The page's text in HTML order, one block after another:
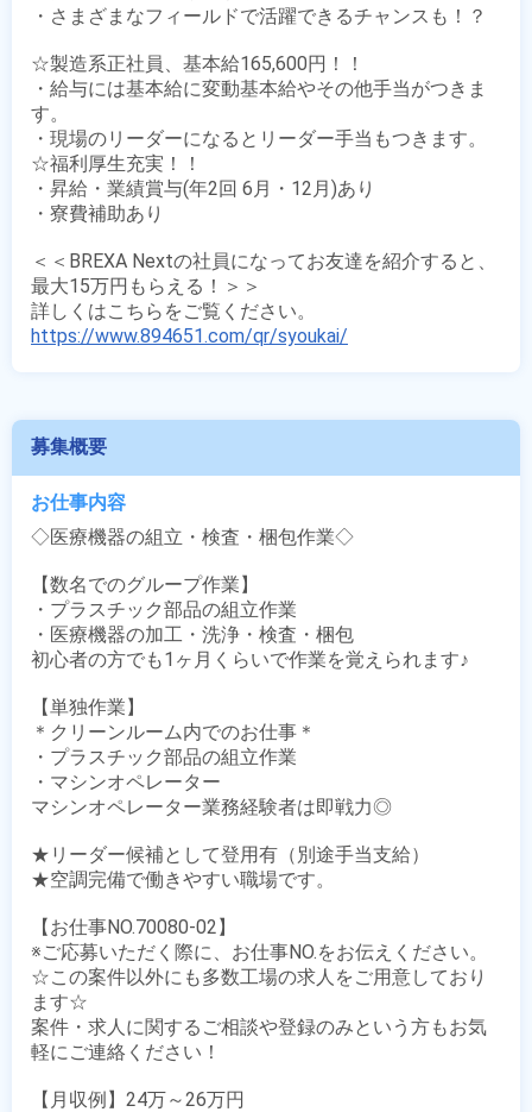
・さまざまなフィールドで活躍できるチャンスも！？
☆製造系正社員、基本給165,600円！！
・給与には基本給に変動基本給やその他手当がつきま
す。
・現場のリーダーになるとリーダー手当もつきます。
☆福利厚生充実！！
・昇給・業績賞与(年2回 6月・12月)あり
・寮費補助あり
＜＜BREXA Nextの社員になってお友達を紹介すると、
最大15万円もらえる！＞＞
https://www.894651.com/qr/syoukai/
募集概要
お仕事内容
◇医療機器の組立・検査・梱包作業◇
【数名でのグループ作業】
・プラスチック部品の組立作業
・医療機器の加工・洗浄・検査・梱包
初心者の方でも1ヶ月くらいで作業を覚えられます♪
【単独作業】
＊クリーンルーム内でのお仕事＊
・プラスチック部品の組立作業
・マシンオペレーター
マシンオペレーター業務経験者は即戦力◎
★リーダー候補として登用有（別途手当支給）
★空調完備で働きやすい職場です。
【お仕事NO.70080-02】
※ご応募いただく際に、お仕事NO.をお伝えください。
☆この案件以外にも多数工場の求人をご用意しており
ます☆
案件・求人に関するご相談や登録のみという方もお気
軽にご連絡ください！
【月収例】24万～26万円